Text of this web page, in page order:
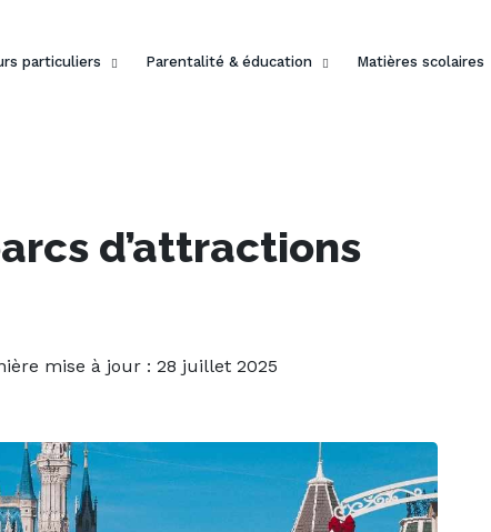
particuliers Parentalité & éducation Matières scolaires
d’attractions
mise à jour : 28 juillet 2025